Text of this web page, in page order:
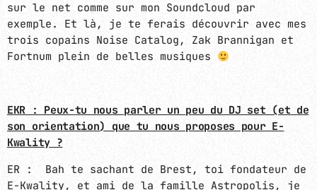
sur le net comme sur mon Soundcloud par
exemple. Et là, je te ferais découvrir avec mes
trois copains Noise Catalog, Zak Brannigan et
Fortnum plein de belles musiques
EKR : Peux-tu nous parler un peu du DJ set (et de
son orientation) que tu nous proposes pour E-
Kwality ?
ER : Bah te sachant de Brest, toi fondateur de
E-Kwality, et ami de la famille Astropolis, je